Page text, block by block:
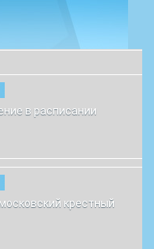
в расписании
крестный